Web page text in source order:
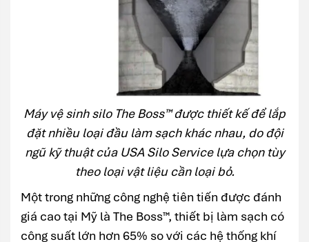
Máy vệ sinh silo The Boss™ được thiết kế để lắp
đặt nhiều loại đầu làm sạch khác nhau, do đội
ngũ kỹ thuật của USA Silo Service lựa chọn tùy
theo loại vật liệu cần loại bỏ.
Một trong những công nghệ tiên tiến được đánh
giá cao tại Mỹ là The Boss™, thiết bị làm sạch có
công suất lớn hơn 65% so với các hệ thống khí